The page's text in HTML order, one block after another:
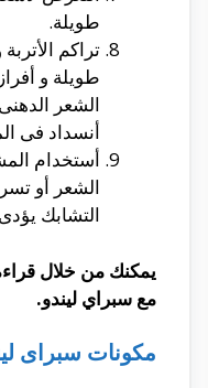
طويلة.
تراكم
طويلة و
الشعر
أنسداد فى
أستخدام
الشعر أو
التشابك
يمكنك من خلال
مع سبراي ليندو.
مكونات سبراى